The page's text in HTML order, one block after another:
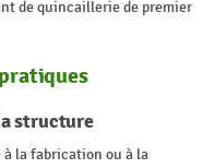
de quincaillerie de premier
structure
la fabrication ou à la